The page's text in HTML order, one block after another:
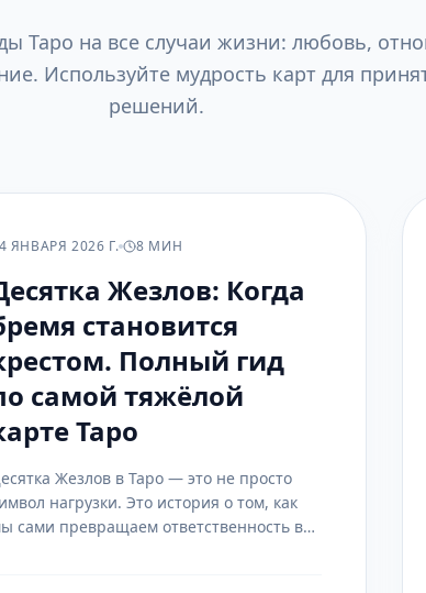
Таро на все случаи жизни: любовь,
Используйте мудрость карт для
решений.
ЯНВАРЯ 2026 Г. 8 МИН
Жезлов: Когда
становится
Полный гид
самой тяжёлой
Таро
Жезлов в Таро — это не просто
нагрузки. Это история о том, как
сами превращаем ответственность в